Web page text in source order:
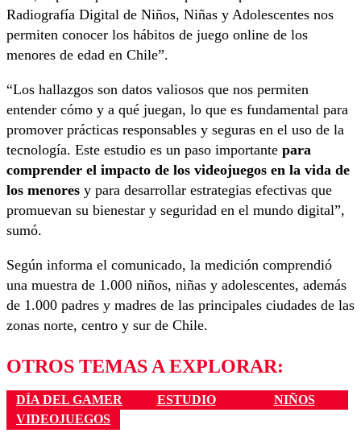
Radiografía Digital de Niños, Niñas y Adolescentes nos
permiten conocer los hábitos de juego online de los
menores de edad en Chile”.
“Los hallazgos son datos valiosos que nos permiten
entender cómo y a qué juegan, lo que es fundamental para
promover prácticas responsables y seguras en el uso de la
tecnología. Este estudio es un paso importante para
comprender el impacto de los videojuegos en la vida de
los menores y para desarrollar estrategias efectivas que
promuevan su bienestar y seguridad en el mundo digital”,
sumó.
Según informa el comunicado, la medición comprendió
una muestra de 1.000 niños, niñas y adolescentes, además
de 1.000 padres y madres de las principales ciudades de las
zonas norte, centro y sur de Chile.
OTROS TEMAS A EXPLORAR:
DÍA DEL GAMER ESTUDIO
NIÑOS
VIDEOJUEGOS